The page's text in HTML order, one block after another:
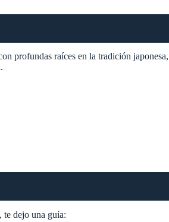
profundas raíces en la tradición japonesa,
te dejo una guía: